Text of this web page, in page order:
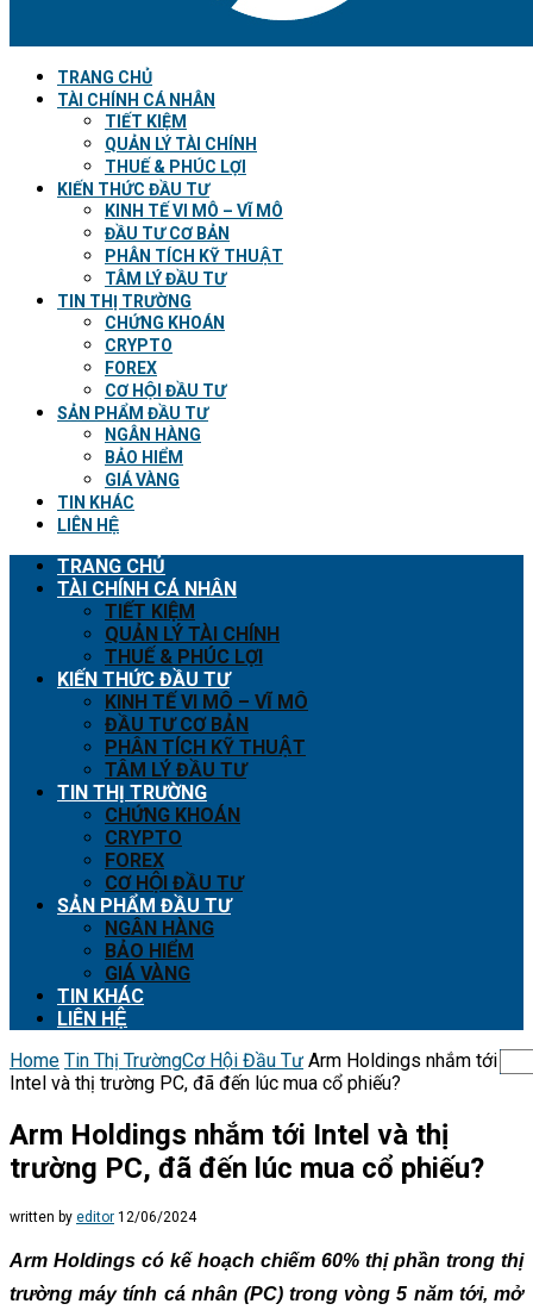
TRANG CHỦ
TÀI CHÍNH CÁ NHÂN
TIẾT KIỆM
QUẢN LÝ TÀI CHÍNH
THUẾ & PHÚC LỢI
KIẾN THỨC ĐẦU TƯ
KINH TẾ VI MÔ – VĨ MÔ
ĐẦU TƯ CƠ BẢN
PHÂN TÍCH KỸ THUẬT
TÂM LÝ ĐẦU TƯ
TIN THỊ TRƯỜNG
CHỨNG KHOÁN
CRYPTO
FOREX
CƠ HỘI ĐẦU TƯ
SẢN PHẨM ĐẦU TƯ
NGÂN HÀNG
BẢO HIỂM
GIÁ VÀNG
TIN KHÁC
LIÊN HỆ
TRANG CHỦ
TÀI CHÍNH CÁ NHÂN
TIẾT KIỆM
QUẢN LÝ TÀI CHÍNH
THUẾ & PHÚC LỢI
KIẾN THỨC ĐẦU TƯ
KINH TẾ VI MÔ – VĨ MÔ
ĐẦU TƯ CƠ BẢN
PHÂN TÍCH KỸ THUẬT
TÂM LÝ ĐẦU TƯ
TIN THỊ TRƯỜNG
CHỨNG KHOÁN
CRYPTO
FOREX
CƠ HỘI ĐẦU TƯ
SẢN PHẨM ĐẦU TƯ
NGÂN HÀNG
BẢO HIỂM
GIÁ VÀNG
TIN KHÁC
LIÊN HỆ
Home Tin Thị TrườngCơ Hội Đầu Tư Arm Holdings nhắm tới
Intel và thị trường PC, đã đến lúc mua cổ phiếu?
Arm Holdings nhắm tới Intel và thị
trường PC, đã đến lúc mua cổ phiếu?
written by editor 12/06/2024
Arm Holdings có kế hoạch chiếm 60% thị phần trong thị
trường máy tính cá nhân (PC) trong vòng 5 năm tới, mở